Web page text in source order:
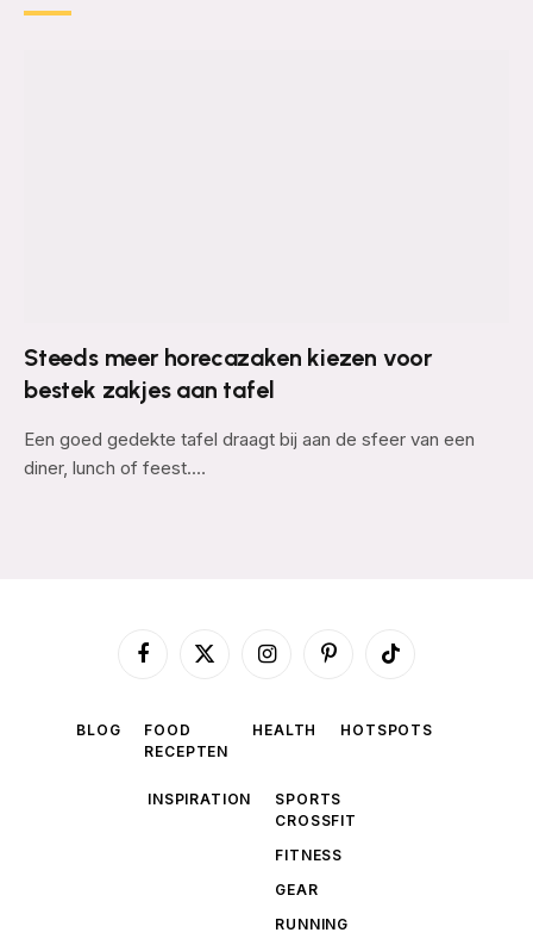
Steeds meer horecazaken kiezen voor
bestek zakjes aan tafel
Een goed gedekte tafel draagt bij aan de sfeer van een
diner, lunch of feest.…
Facebook
X
InstagramPinterestTikTok
BLOG
FOOD
RECEPTEN
HEALTH HOTSPOTS
INSPIRATION
SPORTS
CROSSFIT
FITNESS
GEAR
RUNNING